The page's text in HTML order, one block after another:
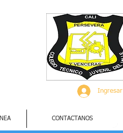
Ingresar
CONTACTANOS